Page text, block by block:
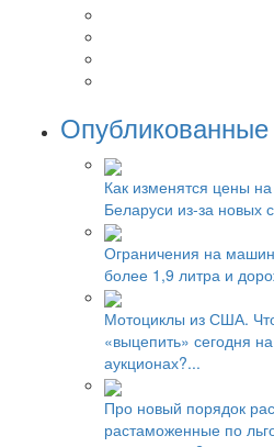
Опубликованные
Как изменятся цены
Беларуси из-за новых
Ограничения на
более 1,9 литра и
Мотоциклы из США.
«выцепить» сегодня
аукционах?...
Про новый порядок
растаможенные по